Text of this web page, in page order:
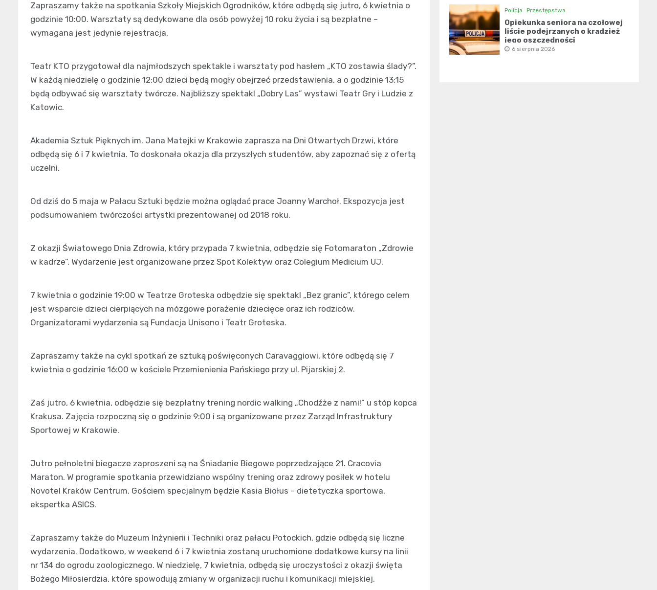
Zapraszamy także na spotkania Szkoły Miejskich Ogrodników, które odbędą się jutro, 6 kwietnia o
godzinie 10:00. Warsztaty są dedykowane dla osób powyżej 10 roku życia i są bezpłatne –
wymagana jest jedynie rejestracja.
Teatr KTO przygotował dla najmłodszych spektakle i warsztaty pod hasłem „KTO zostawia ślady?”.
W każdą niedzielę o godzinie 12:00 dzieci będą mogły obejrzeć przedstawienia, a o godzinie 13:15
będą odbywać się warsztaty twórcze. Najbliższy spektakl „Dobry Las” wystawi Teatr Gry i Ludzie z
Katowic.
Akademia Sztuk Pięknych im. Jana Matejki w Krakowie zaprasza na Dni Otwartych Drzwi, które
odbędą się 6 i 7 kwietnia. To doskonała okazja dla przyszłych studentów, aby zapoznać się z ofertą
uczelni.
Od dziś do 5 maja w Pałacu Sztuki będzie można oglądać prace Joanny Warchoł. Ekspozycja jest
podsumowaniem twórczości artystki prezentowanej od 2018 roku.
Z okazji Światowego Dnia Zdrowia, który przypada 7 kwietnia, odbędzie się Fotomaraton „Zdrowie
w kadrze”. Wydarzenie jest organizowane przez Spot Kolektyw oraz Colegium Medicium UJ.
7 kwietnia o godzinie 19:00 w Teatrze Groteska odbędzie się spektakl „Bez granic”, którego celem
jest wsparcie dzieci cierpiących na mózgowe porażenie dziecięce oraz ich rodziców.
Organizatorami wydarzenia są Fundacja Unisono i Teatr Groteska.
Zapraszamy także na cykl spotkań ze sztuką poświęconych Caravaggiowi, które odbędą się 7
kwietnia o godzinie 16:00 w kościele Przemienienia Pańskiego przy ul. Pijarskiej 2.
Zaś jutro, 6 kwietnia, odbędzie się bezpłatny trening nordic walking „Chodźże z nami!” u stóp kopca
Krakusa. Zajęcia rozpoczną się o godzinie 9:00 i są organizowane przez Zarząd Infrastruktury
Sportowej w Krakowie.
Jutro pełnoletni biegacze zaproszeni są na Śniadanie Biegowe poprzedzające 21. Cracovia
Maraton. W programie spotkania przewidziano wspólny trening oraz zdrowy posiłek w hotelu
Novotel Kraków Centrum. Gościem specjalnym będzie Kasia Biołus – dietetyczka sportowa,
ekspertka ASICS.
Zapraszamy także do Muzeum Inżynierii i Techniki oraz pałacu Potockich, gdzie odbędą się liczne
wydarzenia. Dodatkowo, w weekend 6 i 7 kwietnia zostaną uruchomione dodatkowe kursy na linii
nr 134 do ogrodu zoologicznego. W niedzielę, 7 kwietnia, odbędą się uroczystości z okazji święta
Bożego Miłosierdzia, które spowodują zmiany w organizacji ruchu i komunikacji miejskiej.
Policja Przestępstwa
Opiekunka seniora na czołowej
liście podejrzanych o kradzież
jego oszczędności
6 sierpnia 2026